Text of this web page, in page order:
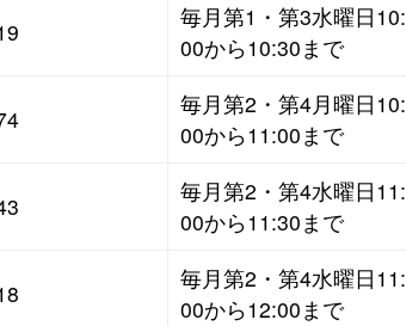
毎月第1・第3水曜日10:
00から10:30まで
毎月第2・第4月曜日10:
00から11:00まで
毎月第2・第4水曜日11:
00から11:30まで
毎月第2・第4水曜日11:
00から12:00まで